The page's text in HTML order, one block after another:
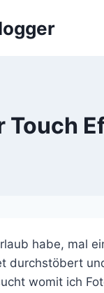
Touch
habe, mal
durchstöbert
womit ich